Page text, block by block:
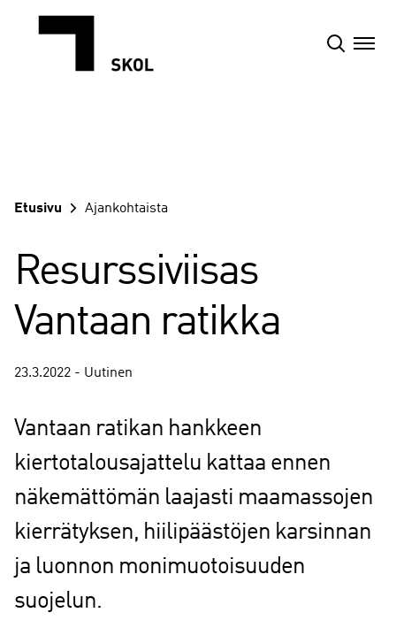
sisältöön
Etusivu Ajankohtaista
Resurssiviisas
Vantaan ratikka
23.3.2022 - Uutinen
Vantaan ratikan hankkeen
kiertotalousajattelu kattaa ennen
näkemättömän laajasti maamassojen
kierrätyksen, hiilipäästöjen karsinnan
ja luonnon monimuotoisuuden
suojelun.